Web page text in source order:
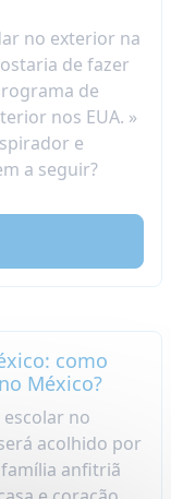
no exterior na
de fazer
de
nos EUA. »
e
a seguir?
como
México?
escolar no
acolhido por
anfitriã